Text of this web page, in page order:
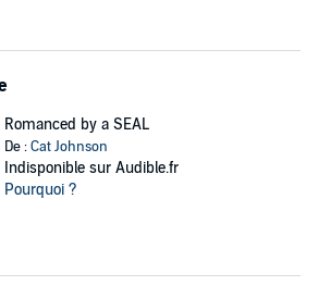
Romanced by a SEAL
De :Cat Johnson
Indisponible sur Audible.fr
Pourquoi ?